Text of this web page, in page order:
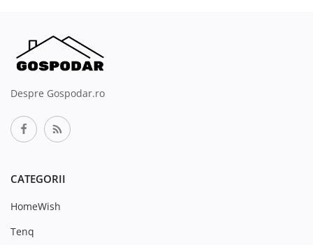
Despre Gospodar.ro
CATEGORII
HomeWish
Tenq